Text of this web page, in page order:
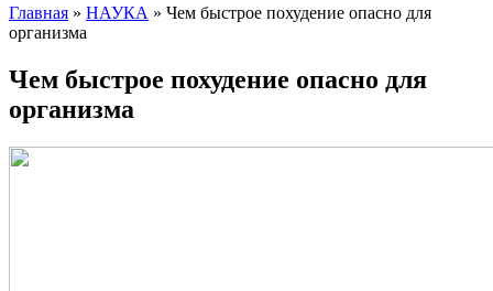
Главная » НАУКА » Чем быстрое похудение опасно для
организма
Чем быстрое похудение опасно для
организма